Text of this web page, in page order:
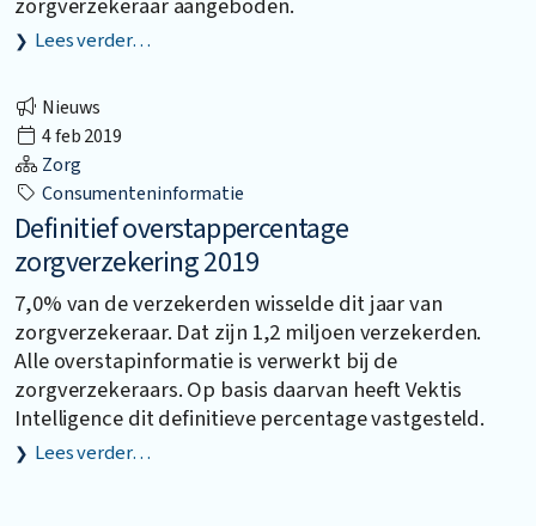
Lees verder…
Nieuws
4 feb 2019
Zorg
Consumenteninformatie
Definitief overstappercentage
zorgverzekering 2019
7,0% van de verzekerden wisselde dit jaar van
zorgverzekeraar. Dat zijn 1,2 miljoen verzekerden.
Alle overstapinformatie is verwerkt bij de
zorgverzekeraars. Op basis daarvan heeft Vektis
Intelligence dit definitieve percentage vastgesteld.
Lees verder…